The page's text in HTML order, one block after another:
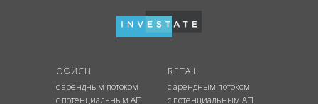
ОФИСЫ
с арендным потоком
с потенциальным АП
RETAIL
с арендным потоком
с потенциальным АП